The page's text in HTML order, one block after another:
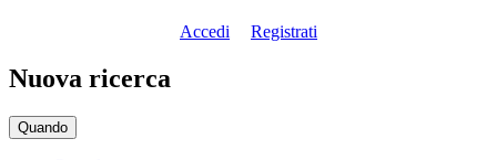
Accedi Registrati
Nuova ricerca
Quando